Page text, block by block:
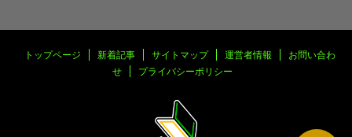
トップページ 新着記事 サイトマップ 運営者情報
お問い合わ
せ
プライバシーポリシー